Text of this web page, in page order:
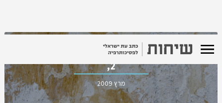
כרך כ"ג, חוברת
2,
מרץ 2009